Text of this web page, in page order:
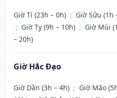
Giờ Tí (23h – 0h) ; Giờ Sửu (1h
; Giờ Tỵ (9h – 10h) ; Giờ Mùi
– 20h)
Giờ Hắc Đạo
Giờ Dần (3h – 4h) ; Giờ Mão